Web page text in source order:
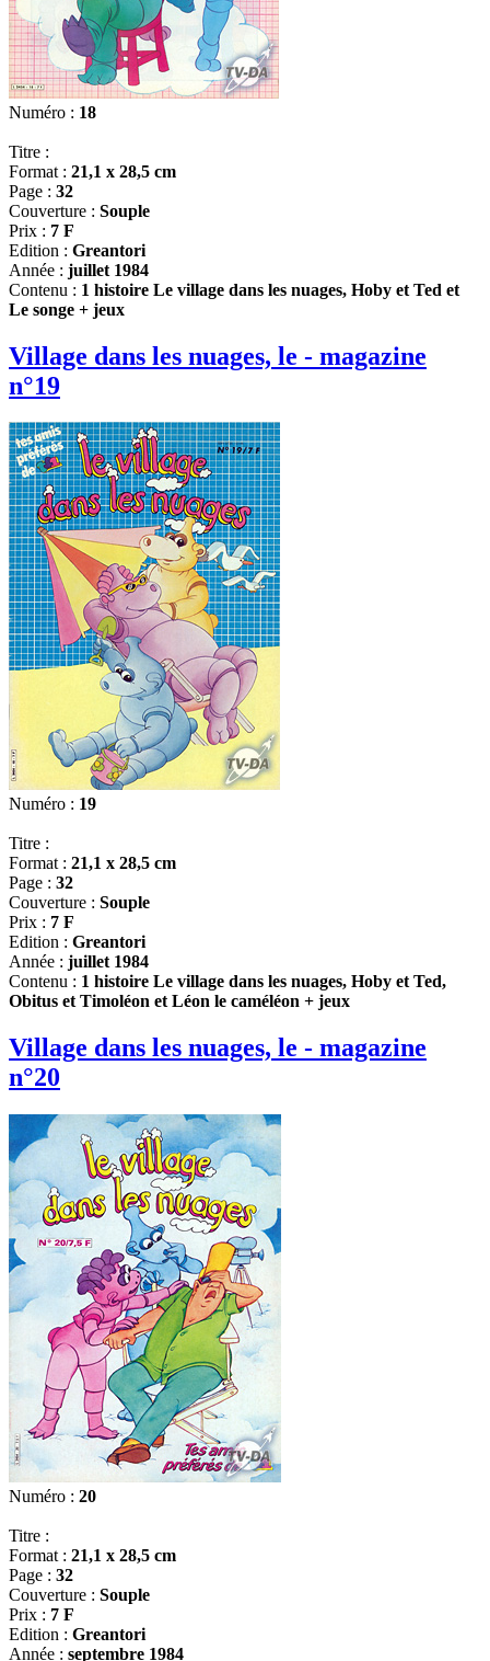
Numéro : 18
Titre :
Format : 21,1 x 28,5 cm
Page : 32
Couverture : Souple
Prix : 7 F
Edition : Greantori
Année : juillet 1984
Contenu : 1 histoire Le village dans les nuages, Hoby et Ted et
Le songe + jeux
Village dans les nuages, le - magazine
n°19
Numéro : 19
Titre :
Format : 21,1 x 28,5 cm
Page : 32
Couverture : Souple
Prix : 7 F
Edition : Greantori
Année : juillet 1984
Contenu : 1 histoire Le village dans les nuages, Hoby et Ted,
Obitus et Timoléon et Léon le caméléon + jeux
Village dans les nuages, le - magazine
n°20
Numéro : 20
Titre :
Format : 21,1 x 28,5 cm
Page : 32
Couverture : Souple
Prix : 7 F
Edition : Greantori
Année : septembre 1984